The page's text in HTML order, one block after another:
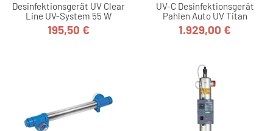
Desinfektionsgerät UV Clear
Line UV-System 55 W
Preis
195,50 €
UV-C Desinfektionsgerät
Pahlen Auto UV Titan
Preis
1.929,00 €